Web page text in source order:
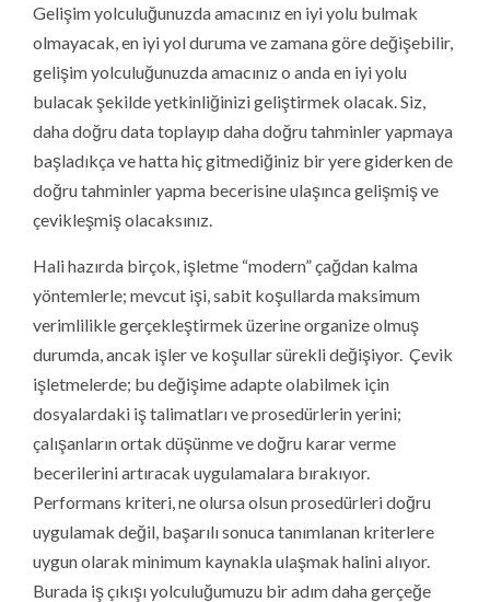
Gelişim yolculuğunuzda amacınız en iyi yolu bulmak
olmayacak, en iyi yol duruma ve zamana göre değişebilir,
gelişim yolculuğunuzda amacınız o anda en iyi yolu
bulacak şekilde yetkinliğinizi geliştirmek olacak. Siz,
daha doğru data toplayıp daha doğru tahminler yapmaya
başladıkça ve hatta hiç gitmediğiniz bir yere giderken de
doğru tahminler yapma becerisine ulaşınca gelişmiş ve
çevikleşmiş olacaksınız.
Hali hazırda birçok, işletme “modern” çağdan kalma
yöntemlerle; mevcut işi, sabit koşullarda maksimum
verimlilikle gerçekleştirmek üzerine organize olmuş
durumda, ancak işler ve koşullar sürekli değişiyor. Çevik
işletmelerde; bu değişime adapte olabilmek için
dosyalardaki iş talimatları ve prosedürlerin yerini;
çalışanların ortak düşünme ve doğru karar verme
becerilerini artıracak uygulamalara bırakıyor.
Performans kriteri, ne olursa olsun prosedürleri doğru
uygulamak değil, başarılı sonuca tanımlanan kriterlere
uygun olarak minimum kaynakla ulaşmak halini alıyor.
Burada iş çıkışı yolculuğumuzu bir adım daha gerçeğe